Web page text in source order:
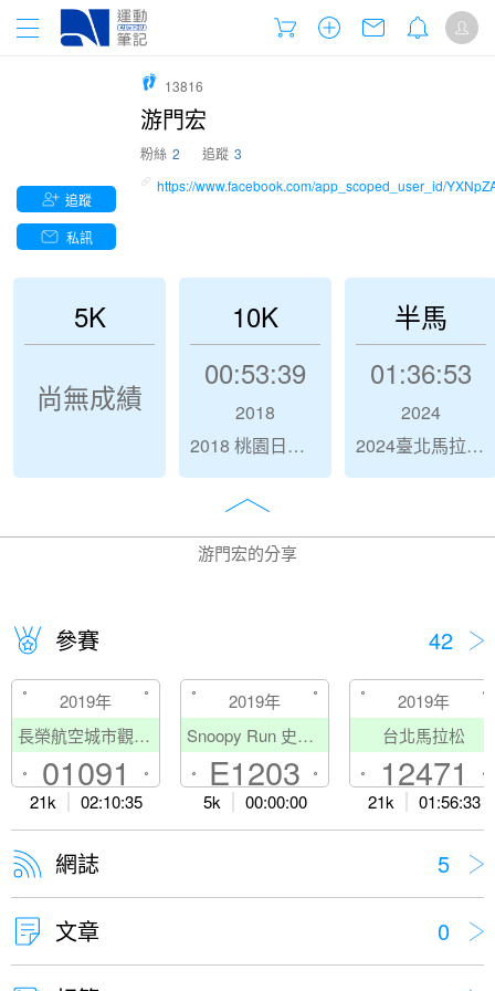
追蹤
私訊
13816
游門宏
粉絲 2 追蹤 3
https://www.facebook.com/app_scoped_user_id/
5K
尚無成績
10K
00:53:39
2018
2018 桃園日月光半程馬拉松
半馬
01:36:53
2024
2024臺北馬拉松TAIPEI MARATHON
游門宏的分享
參賽 42
2019年
長榮航空城市觀光半程馬拉松
01091
21k 02:10:35
2019年
Snoopy Run 史努比路跑－高雄場
E1203
5k 00:00:00
2019年
台北馬拉松
12471
21k 01:56:33
網誌 5
文章 0